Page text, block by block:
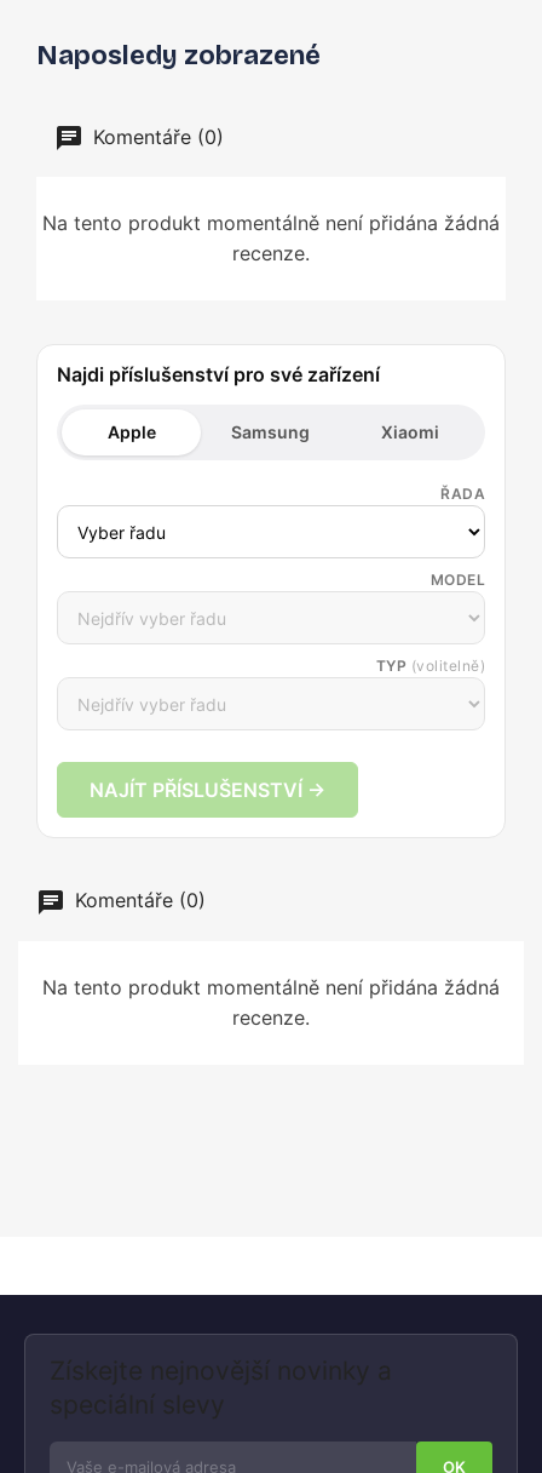
Naposledy zobrazené
Komentáře (0)
Na tento produkt momentálně není přidána žádná
recenze.
Najdi příslušenství pro své zařízení
Apple Samsung Xiaomi
ŘADA
MODEL
TYP (volitelně)
NAJÍT PŘÍSLUŠENSTVÍ →
Komentáře (0)
Na tento produkt momentálně není přidána žádná
recenze.
Získejte nejnovější novinky a
speciální slevy